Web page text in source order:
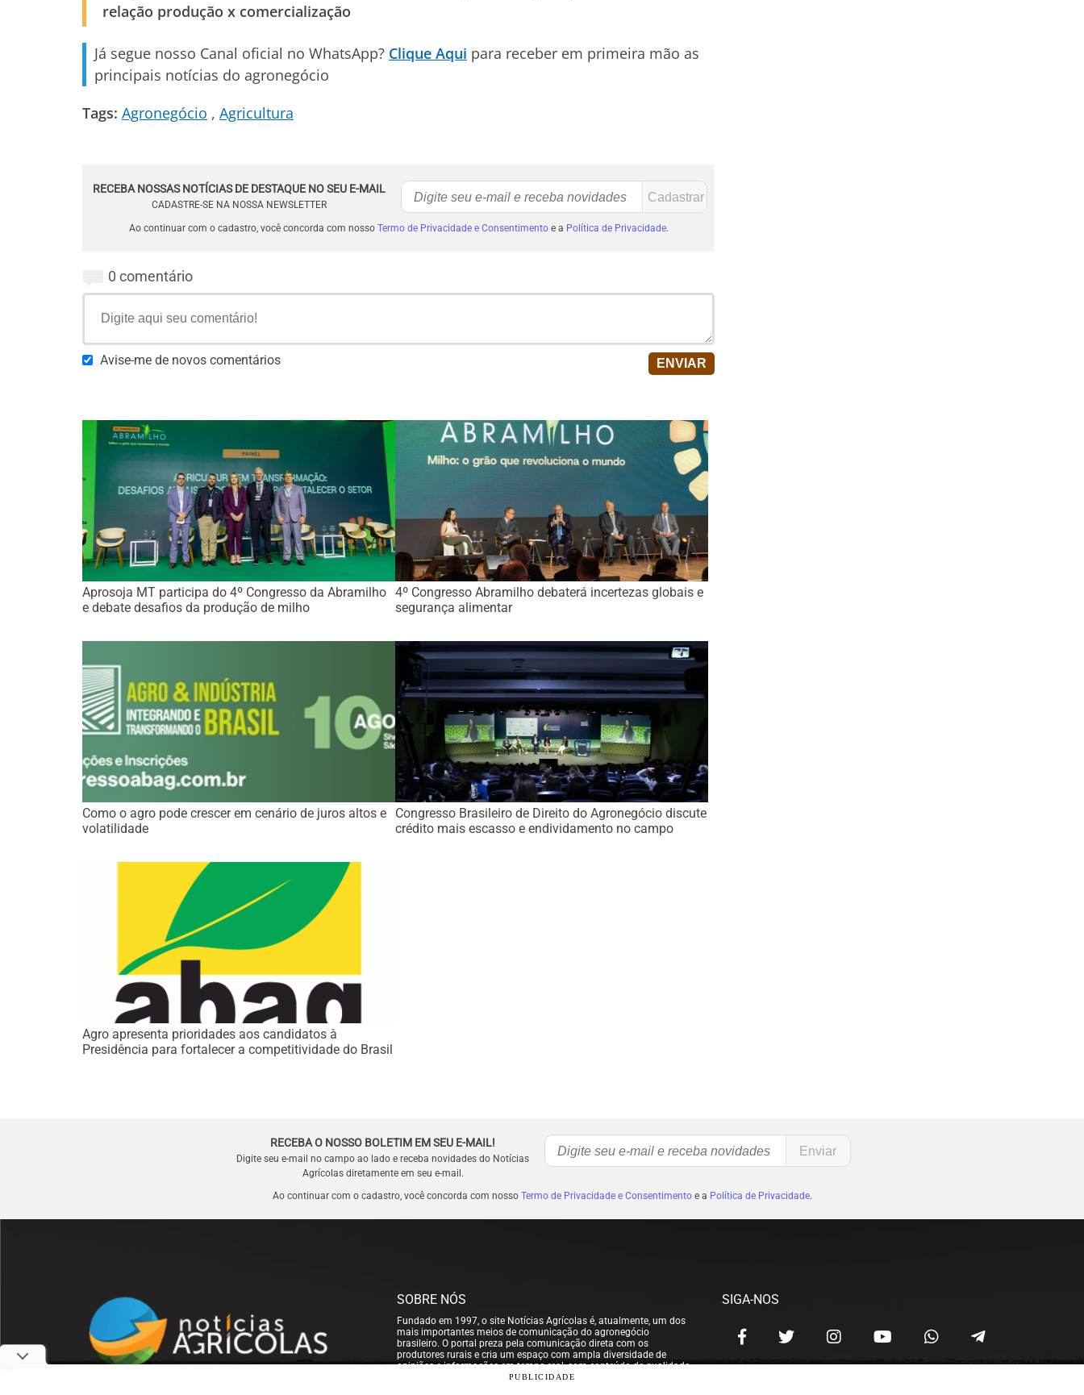
relação produção x comercialização
Já segue nosso Canal oficial no WhatsApp? Clique Aqui para receber em primeira mão as
principais notícias do agronegócio
Tags: Agronegócio Agricultura
RECEBA NOSSAS NOTÍCIAS DE DESTAQUE NO SEU E-MAIL
CADASTRE-SE NA NOSSA NEWSLETTER
Ao continuar com o cadastro, você concorda com nosso Termo de Privacidade e Consentimentoe a Política de Privacidade.
0 comentário
Avise-me de novos comentários
Aprosoja MT participa do 4º Congresso da Abramilho
e debate desafios da produção de milho
4º Congresso Abramilho debaterá incertezas globais e
segurança alimentar
Como o agro pode crescer em cenário de juros altos e
volatilidade
Congresso Brasileiro de Direito do Agronegócio discute
crédito mais escasso e endividamento no campo
Agro apresenta prioridades aos candidatos à
Presidência para fortalecer a competitividade do Brasil
RECEBA O NOSSO BOLETIM EM SEU E-MAIL!
Digite seu e-mail no campo ao lado e receba novidades do Notícias
Agrícolas diretamente em seu e-mail.
Ao continuar com o cadastro, você concorda com nosso Termo de Privacidade e Consentimentoe a Política de Privacidade.
SOBRE NÓS
Fundado em 1997, o site Notícias Agrícolas é, atualmente, um dos
mais importantes meios de comunicação do agronegócio
brasileiro. O portal preza pela comunicação direta com os
produtores rurais e cria um espaço com ampla diversidade de
opiniões e informações em tempo real, com conteúdo de qualidade
para que nossos usuários possam tomar sempre as melhores
SIGA-NOS
PUBLICIDADE